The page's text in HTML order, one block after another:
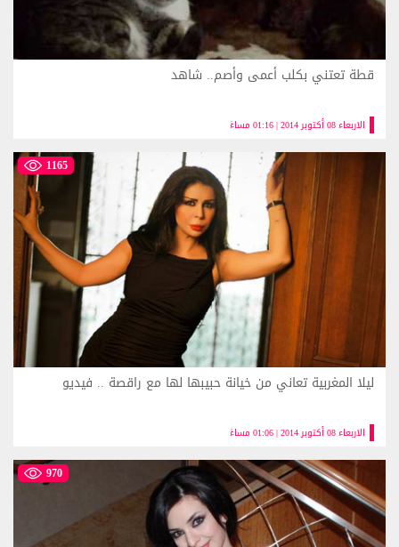
الاربعاء 08 أكتوبر 2014 | 01:16 مساءً
قطة تعتني بكلب أعمى وأصم.. شاهد
1165
الاربعاء 08 أكتوبر 2014 | 01:06 مساءً
ليلا المغربية تعاني من خيانة حبيبها لها مع راقصة .. فيديو
970